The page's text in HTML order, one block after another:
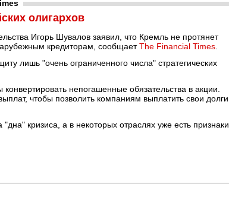
олигархов
Игорь Шувалов заявил, что Кремль не протянет
кредиторам, сообщаетThe Financial Times
лишь "очень ограниченного числа" стратегических
непогашенные обязательства в акции.
чтобы позволить компаниям выплатить свои долги,
кризиса, а в некоторых отраслях уже есть признаки